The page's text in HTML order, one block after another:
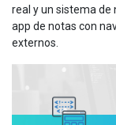
real y un sistema de
app de notas con
externos.